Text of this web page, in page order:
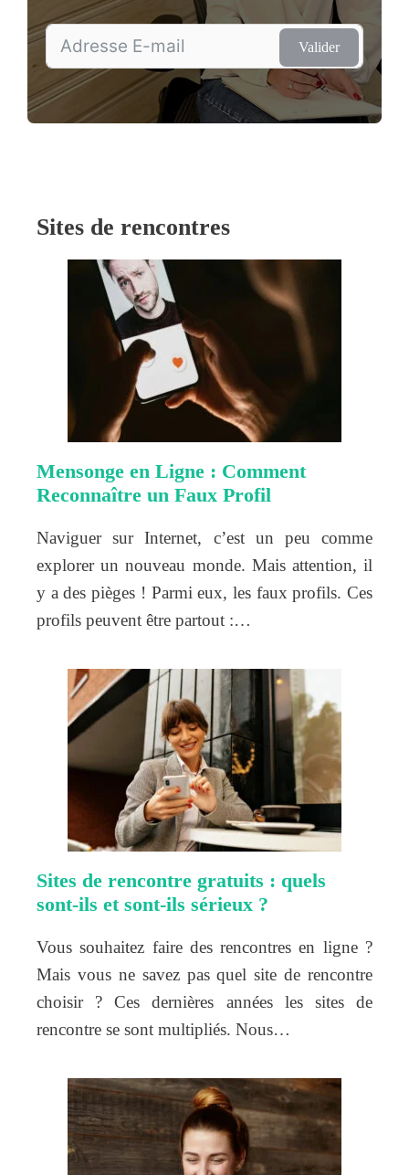
Valider
Sites de rencontres
Mensonge en Ligne : Comment
Reconnaître un Faux Profil
Naviguer sur Internet, c’est un peu comme
explorer un nouveau monde. Mais attention, il
y a des pièges ! Parmi eux, les faux profils. Ces
profils peuvent être partout :…
Sites de rencontre gratuits : quels
sont-ils et sont-ils sérieux ?
Vous souhaitez faire des rencontres en ligne ?
Mais vous ne savez pas quel site de rencontre
choisir ? Ces dernières années les sites de
rencontre se sont multipliés. Nous…